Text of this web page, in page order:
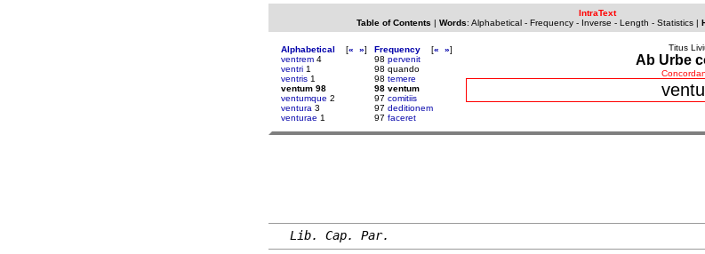
IntraText
Table of Contents | Words: Alphabetical- Frequency- Inverse - Length - Statistics|
Alphabetical [« »]
ventrem 4
ventri 1
ventris 1
ventum 98
ventumque 2
ventura 3
venturae 1
Frequency [« »]
98 pervenit
98 quando
98 temere
98 ventum
97 comitiis
97 deditionem
97 faceret
Titus
Ab Urbe
Lib. Cap. Par.